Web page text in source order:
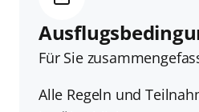
Für Sie
Alle Regeln und